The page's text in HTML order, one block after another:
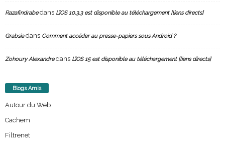
Razafindrabedans L’iOS 10.3.3 est disponible au téléchargement [liens directs]
Grabsiadans Comment accéder au presse-papiers sous Android ?
Zohoury Alexandredans L’iOS 15 est disponible au téléchargement [liens directs]
Blogs Amis
Autour du Web
Cachem
Filtrenet